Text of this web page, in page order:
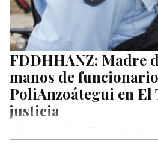
FDDHHANZ: Madre
manos de
PoliAnzoátegui en El
justicia
serán presentados ante la Oficina